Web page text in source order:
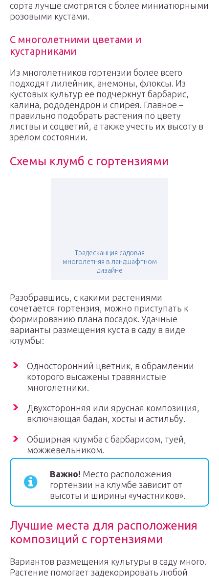
сорта лучше смотрятся с более миниатюрными
розовыми кустами.
С многолетними цветами и
кустарниками
Из многолетников гортензии более всего
подходят лилейник, анемоны, флоксы. Из
кустовых культур ее подчеркнут барбарис,
калина, рододендрон и спирея. Главное –
правильно подобрать растения по цвету
листвы и соцветий, а также учесть их высоту в
зрелом состоянии.
Схемы клумб с гортензиями
Традесканция садовая
многолетняя в ландшафтном
дизайне
Разобравшись, с какими растениями
сочетается гортензия, можно приступать к
формированию плана посадок. Удачные
варианты размещения куста в саду в виде
клумбы:
Односторонний цветник, в обрамлении
которого высажены травянистые
многолетники.
Двухсторонняя или ярусная композиция,
включающая бадан, хосты и астильбу.
Обширная клумба с барбарисом, туей,
можжевельником.
Важно! Место расположения
гортензии на клумбе зависит от
высоты и ширины «участников».
Лучшие места для расположения
композиций с гортензиями
Вариантов размещения культуры в саду много.
Растение помогает задекорировать любой